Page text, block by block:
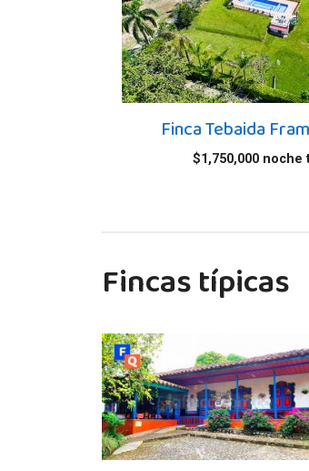
Finca Tebaida
$1,750,000 noche
Fincas típicas